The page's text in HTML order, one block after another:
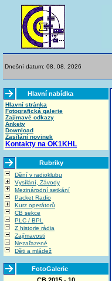
Dnešní datum: 08. 08. 2026
Hlavní nabídka
Hlavní stránka
Fotografická galerie
Zajímavé odkazy
Ankety
Download
Zasílání novinek
Kontakty na OK1KHL
Rubriky
Dění v radioklubu
Vysílání, Závody
Mezinárodní setkání
Packet Radio
Kurz operátorů
CB sekce
PLC / BPL
Z historie rádia
Zajímavosti
Nezařazené
Děti a mládež
FotoGalerie